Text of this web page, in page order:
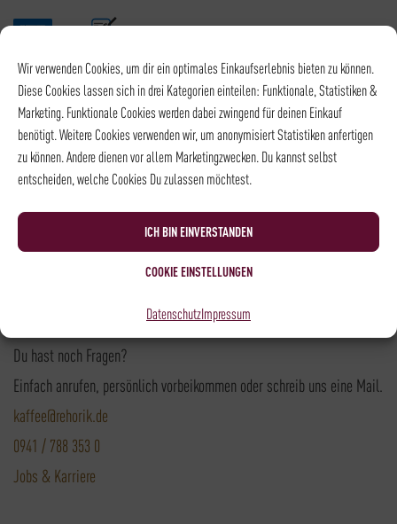
Wir verwenden Cookies, um dir ein optimales Einkaufserlebnis bieten zu können.
Diese Cookies lassen sich in drei Kategorien einteilen: Funktionale, Statistiken &
Marketing. Funktionale Cookies werden dabei zwingend für deinen Einkauf
benötigt. Weitere Cookies verwenden wir, um anonymisiert Statistiken anfertigen
zu können. Andere dienen vor allem Marketingzwecken. Du kannst selbst
entscheiden, welche Cookies Du zulassen möchtest.
ICH BIN EINVERSTANDEN
COOKIE EINSTELLUNGEN
DatenschutzImpressum
Versandpartner
Versandkosten DHL: 6,5 €
Kostenloser Versand mit DHL ab: 55 €
* Alle Preise sind inkl. MwSt., zzgl.Versand
Du hast noch Fragen?
Einfach anrufen, persönlich vorbeikommen oder schreib uns eine Mail.
kaffee@rehorik.de
0941 / 788 353 0
Jobs & Karriere